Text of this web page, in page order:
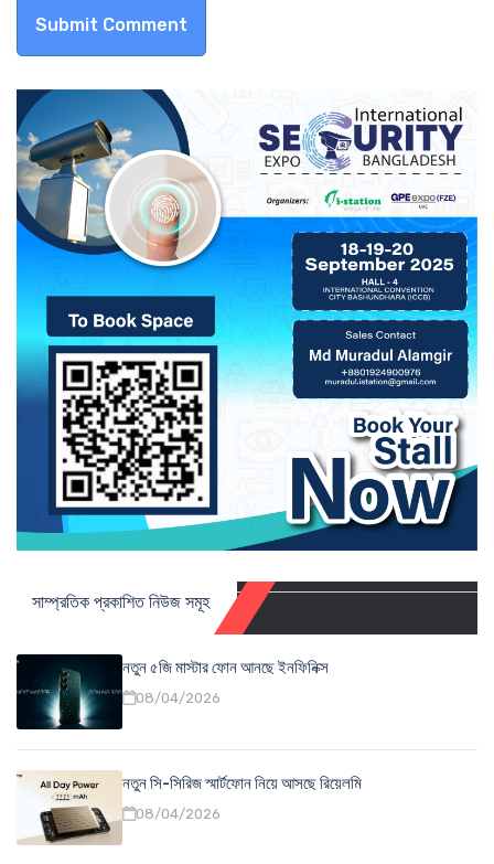
Submit Comment
সাম্প্রতিক প্রকাশিত নিউজ সমূহ
নতুন ৫জি মাস্টার ফোন আনছে ইনফিনিক্স
08/04/2026
নতুন সি-সিরিজ স্মার্টফোন নিয়ে আসছে রিয়েলমি
08/04/2026